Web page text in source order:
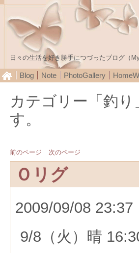
日々の生活を好き勝手につづったブログ（
Blog Note PhotoGallery
カテゴリー「釣
す。
前のページ
次のページ
Ｏリグ
2009/09/08 23:37
9/8（火）晴